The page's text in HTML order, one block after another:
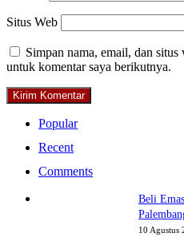
Situs Web
Simpan nama, email, dan
untuk komentar saya berikutnya.
Popular
Recent
Comments
Beli
10 Agustus